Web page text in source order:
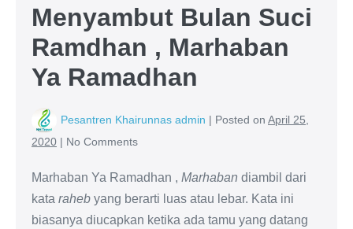
Menyambut Bulan Suci
Ramdhan , Marhaban
Ya Ramadhan
Pesantren Khairunnas admin | Posted on April 25,
2020 | No Comments
Marhaban Ya Ramadhan , Marhaban diambil dari
kata raheb yang berarti luas atau lebar. Kata ini
biasanya diucapkan ketika ada tamu yang datang